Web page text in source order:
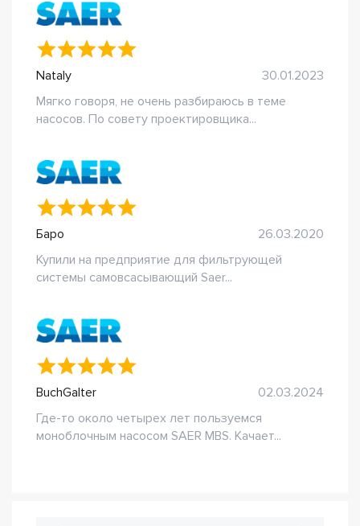
Nataly
30.01.2023
Мягко говоря, не очень разбираюсь в теме
насосов. По совету проектировщика...
Баро
26.03.2020
Купили на предприятие для фильтрующей
системы самовсасывающий Saer...
BuchGalter
02.03.2024
Где-то около четырех лет пользуемся
моноблочным насосом SAER MBS. Качает...